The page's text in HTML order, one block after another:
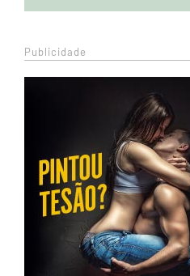
Publicidade